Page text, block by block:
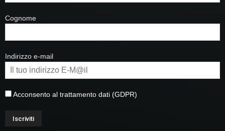
Cognome
Indirizzo e-mail
Acconsento al trattamento dati (GDPR)